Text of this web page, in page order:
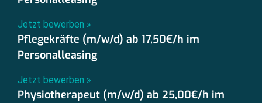
Jetzt bewerben »
Pflegekräfte (m/w/d) ab 17,50€/h im
Personalleasing
Jetzt bewerben »
Physiotherapeut (m/w/d) ab 25,00€/h im